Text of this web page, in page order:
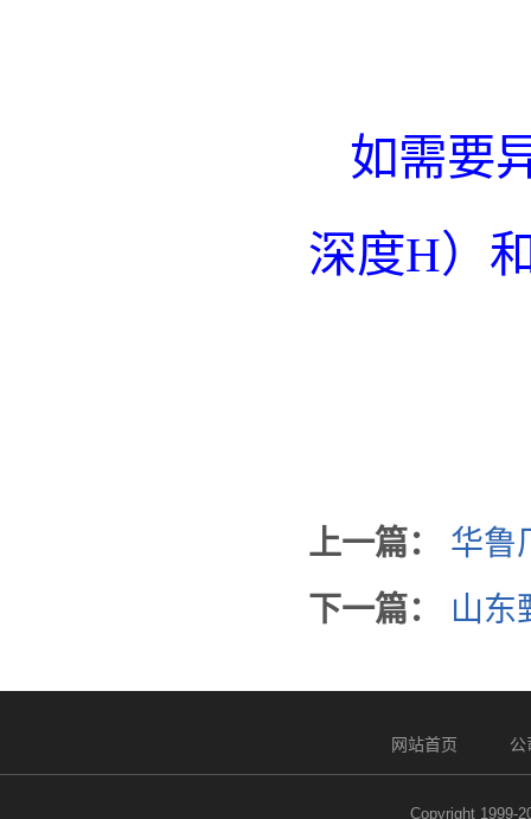
如需要
深度H）
上一篇：
华鲁
下一篇：
山东
网站首页 公
Copyright 1999-